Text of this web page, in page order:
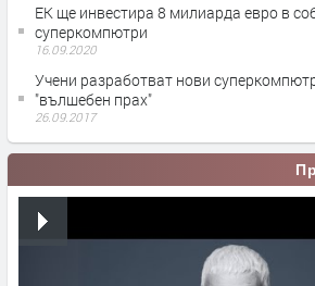
EK ще инвестира 8 милиарда евро в
суперкомпютри
16.09.2020
Учени разработват нови
"вълшебен прах"
26.09.2017